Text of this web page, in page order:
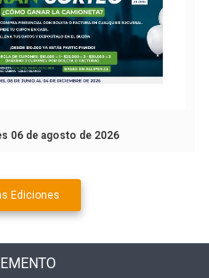
06 de agosto de 2026
Ediciones